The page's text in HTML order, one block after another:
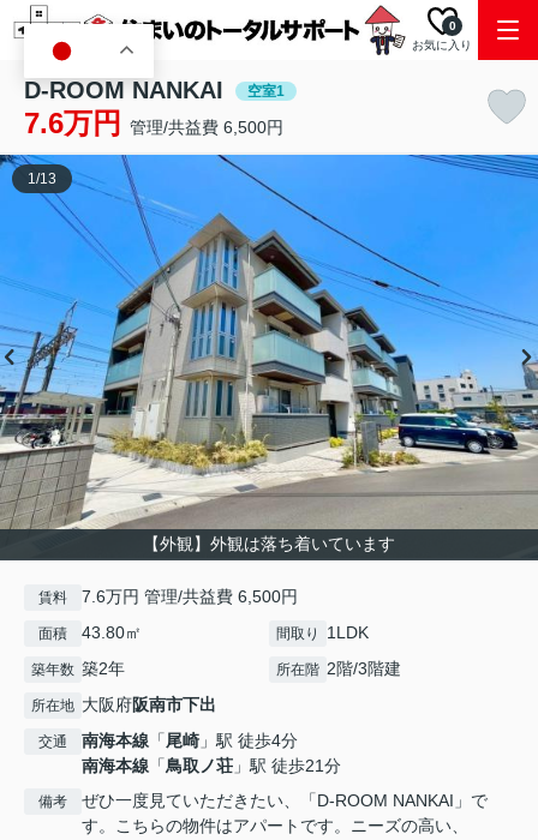
お気に入り
0
D-ROOM NANKAI 空室1
7.6万円 管理/共益費 6,500円
【外観】外観は落ち着いています
1/13
賃料 7.6万円 管理/共益費 6,500円
面積 43.80㎡ 間取り 1LDK
築年数 築2年 所在階 2階/3階建
所在地 大阪府阪南市下出
交通 南海本線 「尾崎 」駅 徒歩4分
南海本線 「鳥取ノ荘 」駅 徒歩21分
備考
ぜひ一度見ていただきたい、「D-ROOM NANKAI」で
す。こちらの物件はアパートです。ニーズの高い、